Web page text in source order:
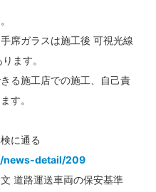
席ガラスは施工後 可視光線
ます。
る施工店での施工、自己責
す。
に通る
detail/209
道路運送車両の保安基準